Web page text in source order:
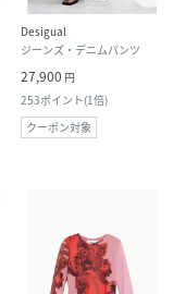
Desigual
ジーンズ・デニムパンツ
27,900 円
253ポイント(1倍)
クーポン対象